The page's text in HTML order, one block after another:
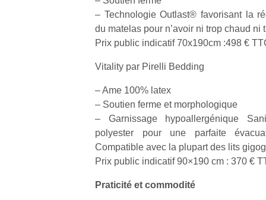
– Technologie Outlast® favorisant la
du matelas pour n’avoir ni trop chaud ni
Prix public indicatif 70x190cm :498 €
Vitality par Pirelli Bedding
– Ame 100% latex
– Soutien ferme et morphologique
– Garnissage hypoallergénique
polyester pour une parfaite
Compatible avec la plupart des lits
Prix public indicatif 90×190 cm : 370 €
Praticité et commodité
NextGen,
une
trottinette
mécanique
enfants
débordent
souvent
d’énergie.
occupations
Des
trampolines
Durant les
vacances
estivales
retour des
beaux